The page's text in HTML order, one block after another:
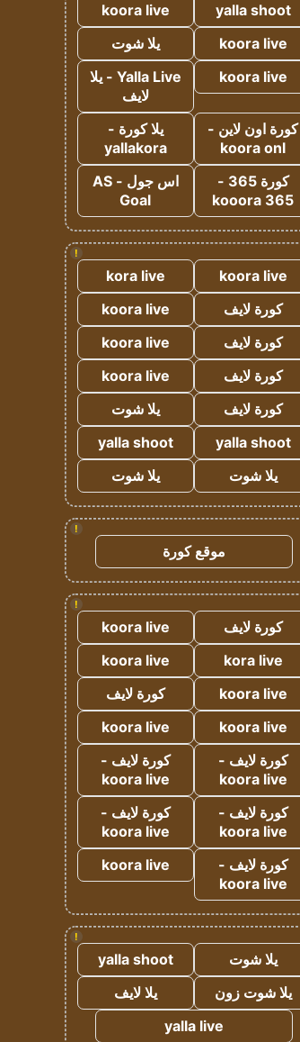
yalla shoot
koora live
koora live
يلا شوت
koora live
Yalla Live - يلا
لايف
كورة اون لاين -
koora onl
يلا كورة -
yallakora
كورة 365 -
kooora 365
اس جول - AS
Goal
!
koora live
kora live
كورة لايف
koora live
كورة لايف
koora live
كورة لايف
koora live
كورة لايف
يلا شوت
yalla shoot
yalla shoot
يلا شوت
يلا شوت
!
موقع كورة
!
كورة لايف
koora live
kora live
koora live
koora live
كورة لايف
koora live
koora live
كورة لايف -
koora live
كورة لايف -
koora live
كورة لايف -
koora live
كورة لايف -
koora live
كورة لايف -
koora live
koora live
!
يلا شوت
yalla shoot
يلا شوت زون
يلا لايف
yalla live